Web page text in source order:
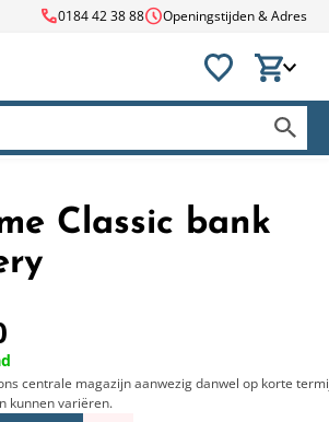
call0184 42 38 88scheduleOpeningstijden & Adres
Classic bank
centrale magazijn aanwezig danwel op korte
kunnen variëren.